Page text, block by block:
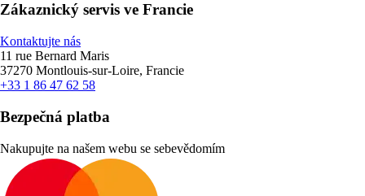
Zákaznický servis ve Francie
Kontaktujte nás
11 rue Bernard Maris
37270 Montlouis-sur-Loire, Francie
+33 1 86 47 62 58
Bezpečná platba
Nakupujte na našem webu se sebevědomím